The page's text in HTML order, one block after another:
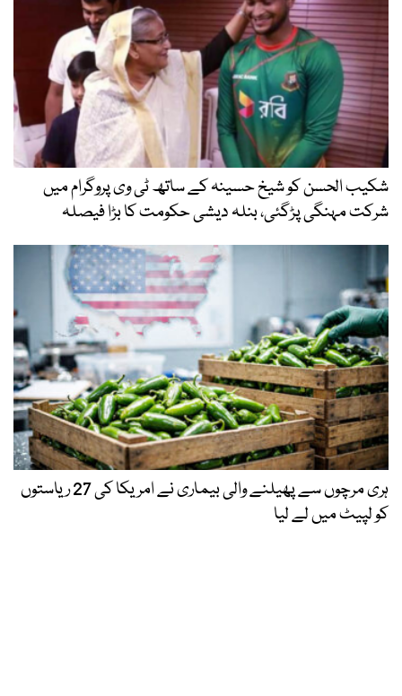
شکیب الحسن کو شیخ حسینہ کے ساتھ ٹی وی پروگرام میں
شرکت مہنگی پڑگئی، بنلہ دیشی حکومت کا بڑا فیصلہ
ہری مرچوں سے پھیلنے والی بیماری نے امریکا کی 27 ریاستوں
کو لپیٹ میں لے لیا